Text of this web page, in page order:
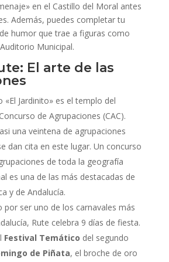
en el Castillo del Moral antes
Además, puedes completar tu
humor que trae a figuras como
Municipal.
El arte de las
«El Jardinito» es el templo del
de Agrupaciones (CAC).
una veintena de agrupaciones
dan cita en este lugar. Un concurso
de toda la geografía
es una de las más destacadas de
y de Andalucía.
por ser uno de los carnavales más
Rute celebra 9 días de fiesta.
Festival Temático del segundo
de Piñata, el broche de oro